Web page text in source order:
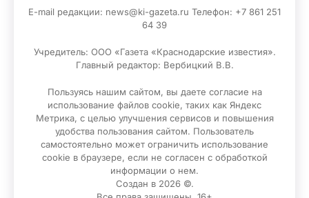
E-mail редакции: news@ki-gazeta.ru Телефон: +7 861 251
64 39
Учредитель: ООО «Газета «Краснодарские известия».
Главный редактор: Вербицкий В.В.
Пользуясь нашим сайтом, вы даете согласие на
использование файлов сооkіе, таких как Яндекс
Метрика, с целью улучшения сервисов и повышения
удобства пользования сайтом. Пользователь
самостоятельно может ограничить использование
сооkіе в браузере, если не согласен с обработкой
информации о нем.
Создан в 2026 ©.